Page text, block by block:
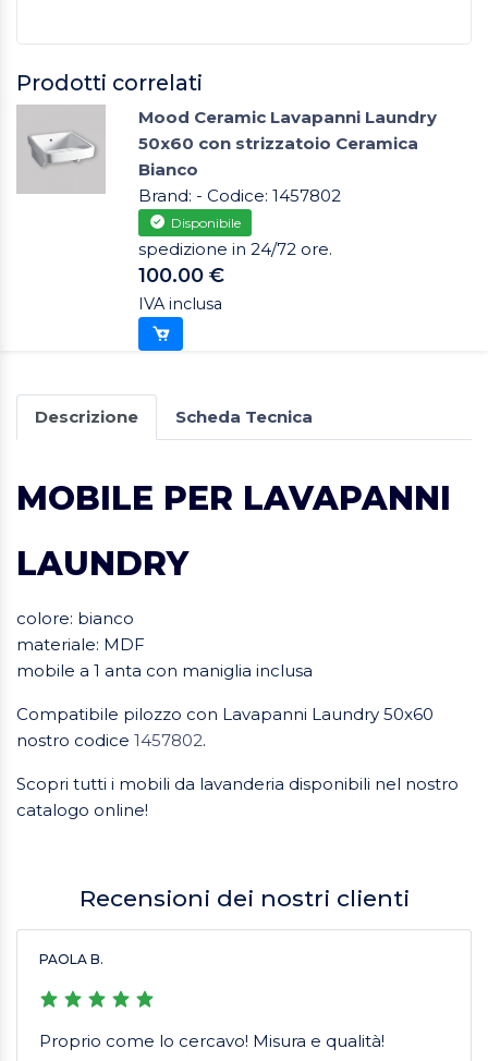
Prodotti correlati
Mood Ceramic Lavapanni Laundry
50x60 con strizzatoio Ceramica
Bianco
Brand: - Codice: 1457802
Disponibile
spedizione in 24/72 ore.
100.00 €
IVA inclusa
Descrizione Scheda Tecnica
MOBILE PER LAVAPANNI
LAUNDRY
colore: bianco
materiale: MDF
mobile a 1 anta con maniglia inclusa
Compatibile pilozzo con Lavapanni Laundry 50x60
nostro codice 1457802.
Scopri tutti i mobili da lavanderia disponibili nel nostro
catalogo online!
Recensioni dei nostri clienti
PAOLA B.
Proprio come lo cercavo! Misura e qualità!